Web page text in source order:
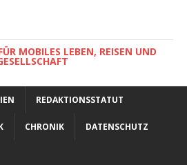
MOBILES LEBEN, REISEN UND
REDAKTIONSSTATUT
CHRONIK DATENSCHUTZ